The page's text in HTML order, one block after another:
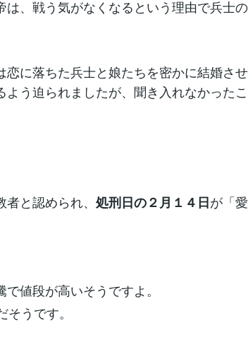
は、戦う気がなくなるという理由で兵士
恋に落ちた兵士と娘たちを密かに結婚さ
よう迫られましたが、聞き入れなかった
と認められ、 処刑日の２月１４日が「
値段が高いそうですよ。
うです。